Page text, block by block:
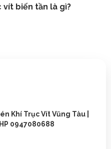
vít biến tần là gì?
Khí Trục Vít Vũng Tàu |
0947080688